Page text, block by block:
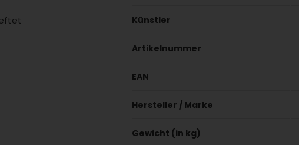
Künstler
Artikelnummer
EAN
Hersteller / Marke
Gewicht (in kg)